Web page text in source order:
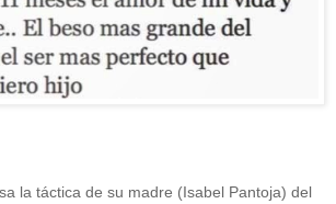
la táctica de su madre (Isabel Pantoja) del